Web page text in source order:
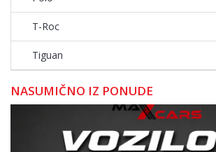
T-Roc
Tiguan
NASUMIČNO IZ PONUDE